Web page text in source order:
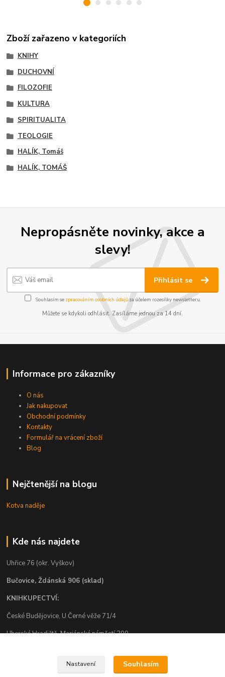
Zboží zařazeno v kategoriích
KNIHY
DUCHOVNÍ
FILOZOFIE
KULTURA
SPIRITUALITA
TEOLOGIE
HALÍK, Tomáš
HALÍK, TOMÁŠ
Nepropásněte novinky, akce a
slevy!
Přihlásit se
Souhlasím se zpracováním osobních údajůza účelem rozesílky newsletteru.
Můžete se kdykoli odhlásit. Zasíláme jednou za 14 dní.
Informace pro zákazníky
O nás
Jak nakupovat
Obchodní podmínky
Kontakty
Formulář na vrácení zboží
Blog
Nejčtenější na blogu
Kotva naděje
Kde nás najdete
Uhřice 76 (okr. Vyškov)
Bučovice, Ždánská 906 (sklad)
KNIHKUPECTVÍ:
České Budějovice, U Černé věže 71/4
Uherské Hradiště, Mariánské náměstí 200
Nastavení Souhlasím